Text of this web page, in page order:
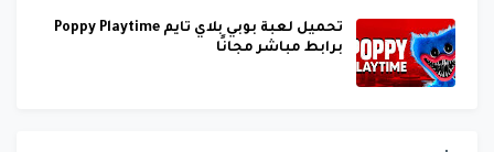
تحميل لعبة بوبي بلاي تايم Poppy Playtime
برابط مباشر مجانًا